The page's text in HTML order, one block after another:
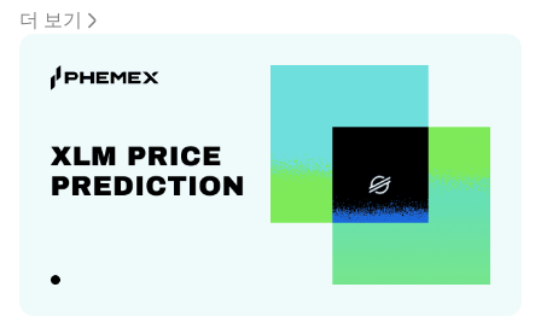
더 보기